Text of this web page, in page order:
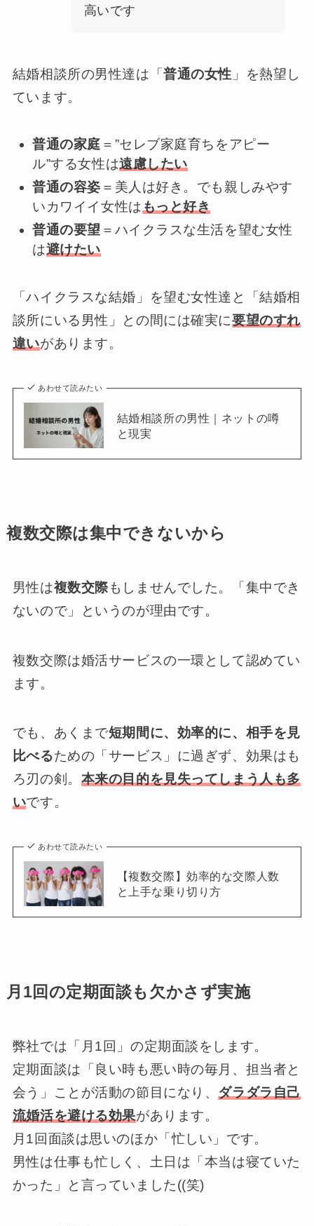
高いです
結婚相談所の男性達は「普通の女性 」を熱望し
ています。
普通の家庭 ＝”セレブ家庭育ちをアピー
ル”する女性は遠慮したい
普通の容姿 ＝美人は好き。でも親しみやす
いカワイイ女性は もっと好き
普通の要望 ＝ハイクラスな生活を望む女性
は避けたい
「ハイクラスな結婚」を望む女性達と「結婚相
談所にいる男性」との間には確実に要望のすれ
違いがあります。
あわせて読みたい
結婚相談所の男性｜ネットの噂
と現実
複数交際は集中できないから
男性は複数交際もしませんでした。「集中でき
ないので」というのが理由です。
複数交際は婚活サービスの一環として認めてい
ます。
でも、あくまで短期間に、効率的に、相手を見
比べるための「サービス」に過ぎず、効果はも
ろ刃の剣。 本来の目的を見失ってしまう人も多
いです。
あわせて読みたい
【複数交際】効率的な交際人数
と上手な乗り切り方
月1回の定期面談も欠かさず実施
弊社では「月1回」の定期面談をします。
定期面談は「良い時も悪い時の毎月、担当者と
会う」ことが活動の節目になり、 ダラダラ自己
流婚活を避ける効果があります。
月1回面談は思いのほか「忙しい」です。
男性は仕事も忙しく、土日は「本当は寝ていた
かった」と言っていました((笑)